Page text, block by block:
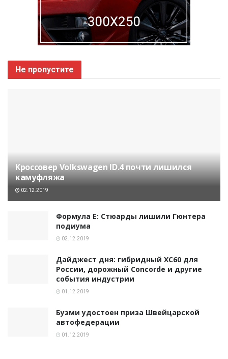
Не пропустите
Кроссовер Volkswagen ID.4 почти лишился
камуфляжа
02.12.2019
Формула E: Стюарды лишили Гюнтера
подиума
02.12.2019
Дайджест дня: гибридный XC60 для
России, дорожный Concorde и другие
события индустрии
01.12.2019
Буэми удостоен приза Швейцарской
автофедерации
01.12.2019